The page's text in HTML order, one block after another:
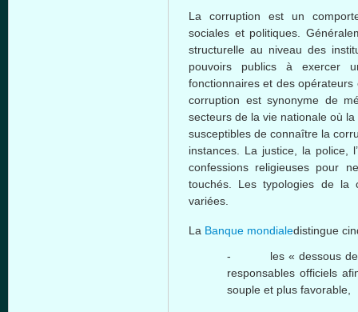
La corruption est un
sociales et politiques
structurelle au niveau des
pouvoirs publics à exercer
fonctionnaires et desopérateurs
corruption est synonyme de
secteurs de la vie nationale où
susceptibles de connaître la
instances. La justice, la police,
confessions religieuses pour
touchés . Les typologies de la
variées
La Banque mondialedistingue
- les « dessous
responsables officiels
souple et plus favorable,